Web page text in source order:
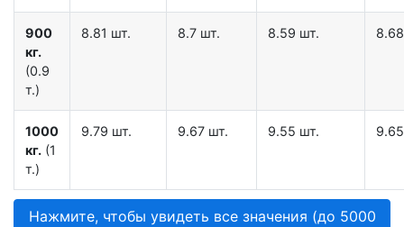
900
кг.
(0.9
т.)
8.81 шт. 8.7 шт. 8.59 шт.
1000
кг. (1
т.)
9.79 шт. 9.67 шт. 9.55 шт.
Нажмите, чтобы увидеть все значения (до 5000